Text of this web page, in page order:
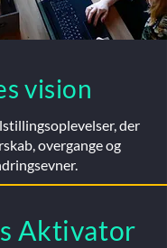
vision
der
overgange og
Aktivator